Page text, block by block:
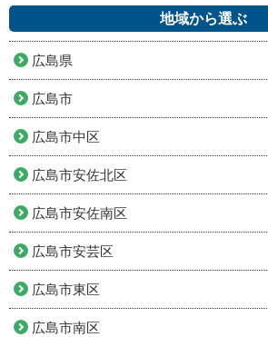
地域から選ぶ
広島県
広島市
広島市中区
広島市安佐北区
広島市安佐南区
広島市安芸区
広島市東区
広島市南区